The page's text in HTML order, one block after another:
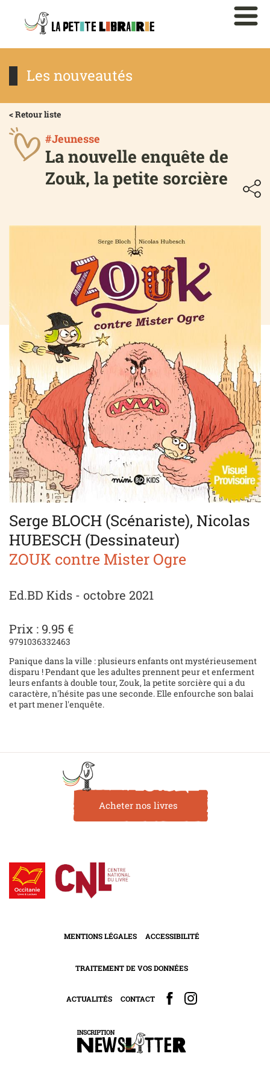
Les nouveautés
< Retour liste
#Jeunesse
La nouvelle enquête de
Zouk, la petite sorcière
Serge BLOCH (Scénariste), Nicolas
HUBESCH (Dessinateur)
ZOUK contre Mister Ogre
Ed.BD Kids - octobre 2021
Prix : 9.95 €
9791036332463
Panique dans la ville : plusieurs enfants ont mystérieusement
disparu ! Pendant que les adultes prennent peur et enferment
leurs enfants à double tour, Zouk, la petite sorcière qui a du
caractère, n'hésite pas une seconde. Elle enfourche son balai
et part mener l'enquête.
Acheter nos livres
MENTIONS LÉGALES ACCESSIBILITÉ
TRAITEMENT DE VOS DONNÉES
ACTUALITÉS CONTACT